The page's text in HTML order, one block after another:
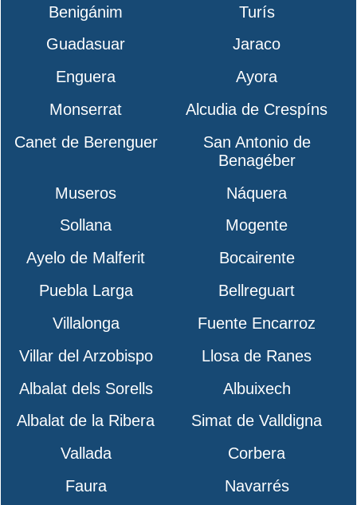
Benigánim
Turís
Guadasuar
Jaraco
Enguera
Ayora
Monserrat
Alcudia de Crespíns
Canet de Berenguer
San Antonio de
Benagéber
Museros
Náquera
Sollana
Mogente
Ayelo de Malferit
Bocairente
Puebla Larga
Bellreguart
Villalonga
Fuente Encarroz
Villar del Arzobispo
Llosa de Ranes
Albalat dels Sorells
Albuixech
Albalat de la Ribera
Simat de Valldigna
Vallada
Corbera
Faura
Navarrés